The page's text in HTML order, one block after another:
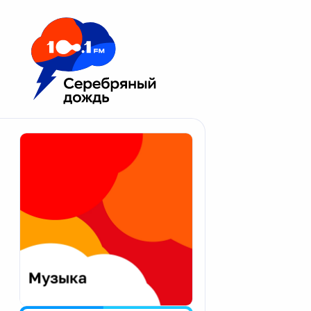
Москва 100.1 FM
Апатиты
Екатеринбург
Калининград
Калуга